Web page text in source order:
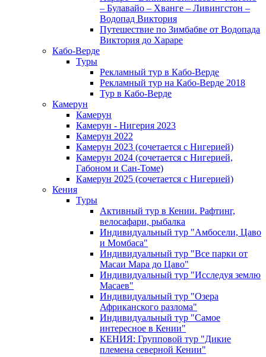
– Булавайо – Хванге – Ливингстон –
Водопад Виктория
Путешествие по Зимбабве от Водопада
Виктория до Хараре
Кабо-Верде
Туры
Рекламный тур в Кабо-Верде
Рекламный тур на Кабо-Верде 2018
Тур в Кабо-Верде
Камерун
Камерун
Камерун - Нигерия 2023
Камерун 2022
Камерун 2023 (сочетается с Нигерией)
Камерун 2024 (сочетается с Нигерией,
Габоном и Сан-Томе)
Камерун 2025 (сочетается с Нигерией)
Кения
Туры
Активный тур в Кении. Рафтинг,
велосафари, рыбалка
Индивидуальный тур "Амбосели, Цаво
и Момбаса"
Индивидуальный тур "Все парки от
Масаи Мара до Цаво"
Индивидуальный тур "Исследуя землю
Масаев"
Индивидуальный тур "Озера
Африканского разлома"
Индивидуальный тур "Самое
интересное в Кении"
КЕНИЯ: Групповой тур "Дикие
племена северной Кении"